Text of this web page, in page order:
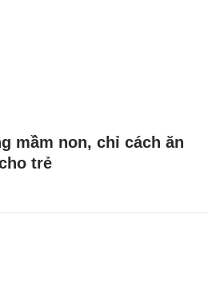
mầm non, chỉ cách ăn
trẻ